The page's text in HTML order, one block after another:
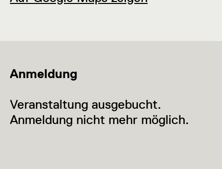
Anmeldung
Veranstaltung ausgebucht.
Anmeldung nicht mehr möglich.